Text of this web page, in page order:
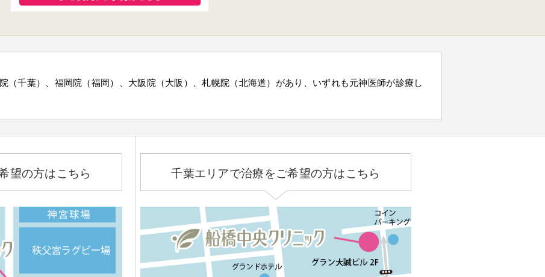
（千葉）、福岡院（福岡）、大阪院（大阪）、札幌院（北海道）があり、いずれも元神医師が診療し
望の方はこちら 千葉エリアで治療をご希望の方はこちら